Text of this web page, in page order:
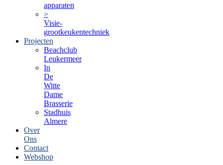
apparaten
>
Visie-
grootkeukentechniek
Projecten
Beachclub
Leukermeer
In
De
Witte
Dame
Brasserie
Stadhuis
Almere
Over
Ons
Contact
Webshop